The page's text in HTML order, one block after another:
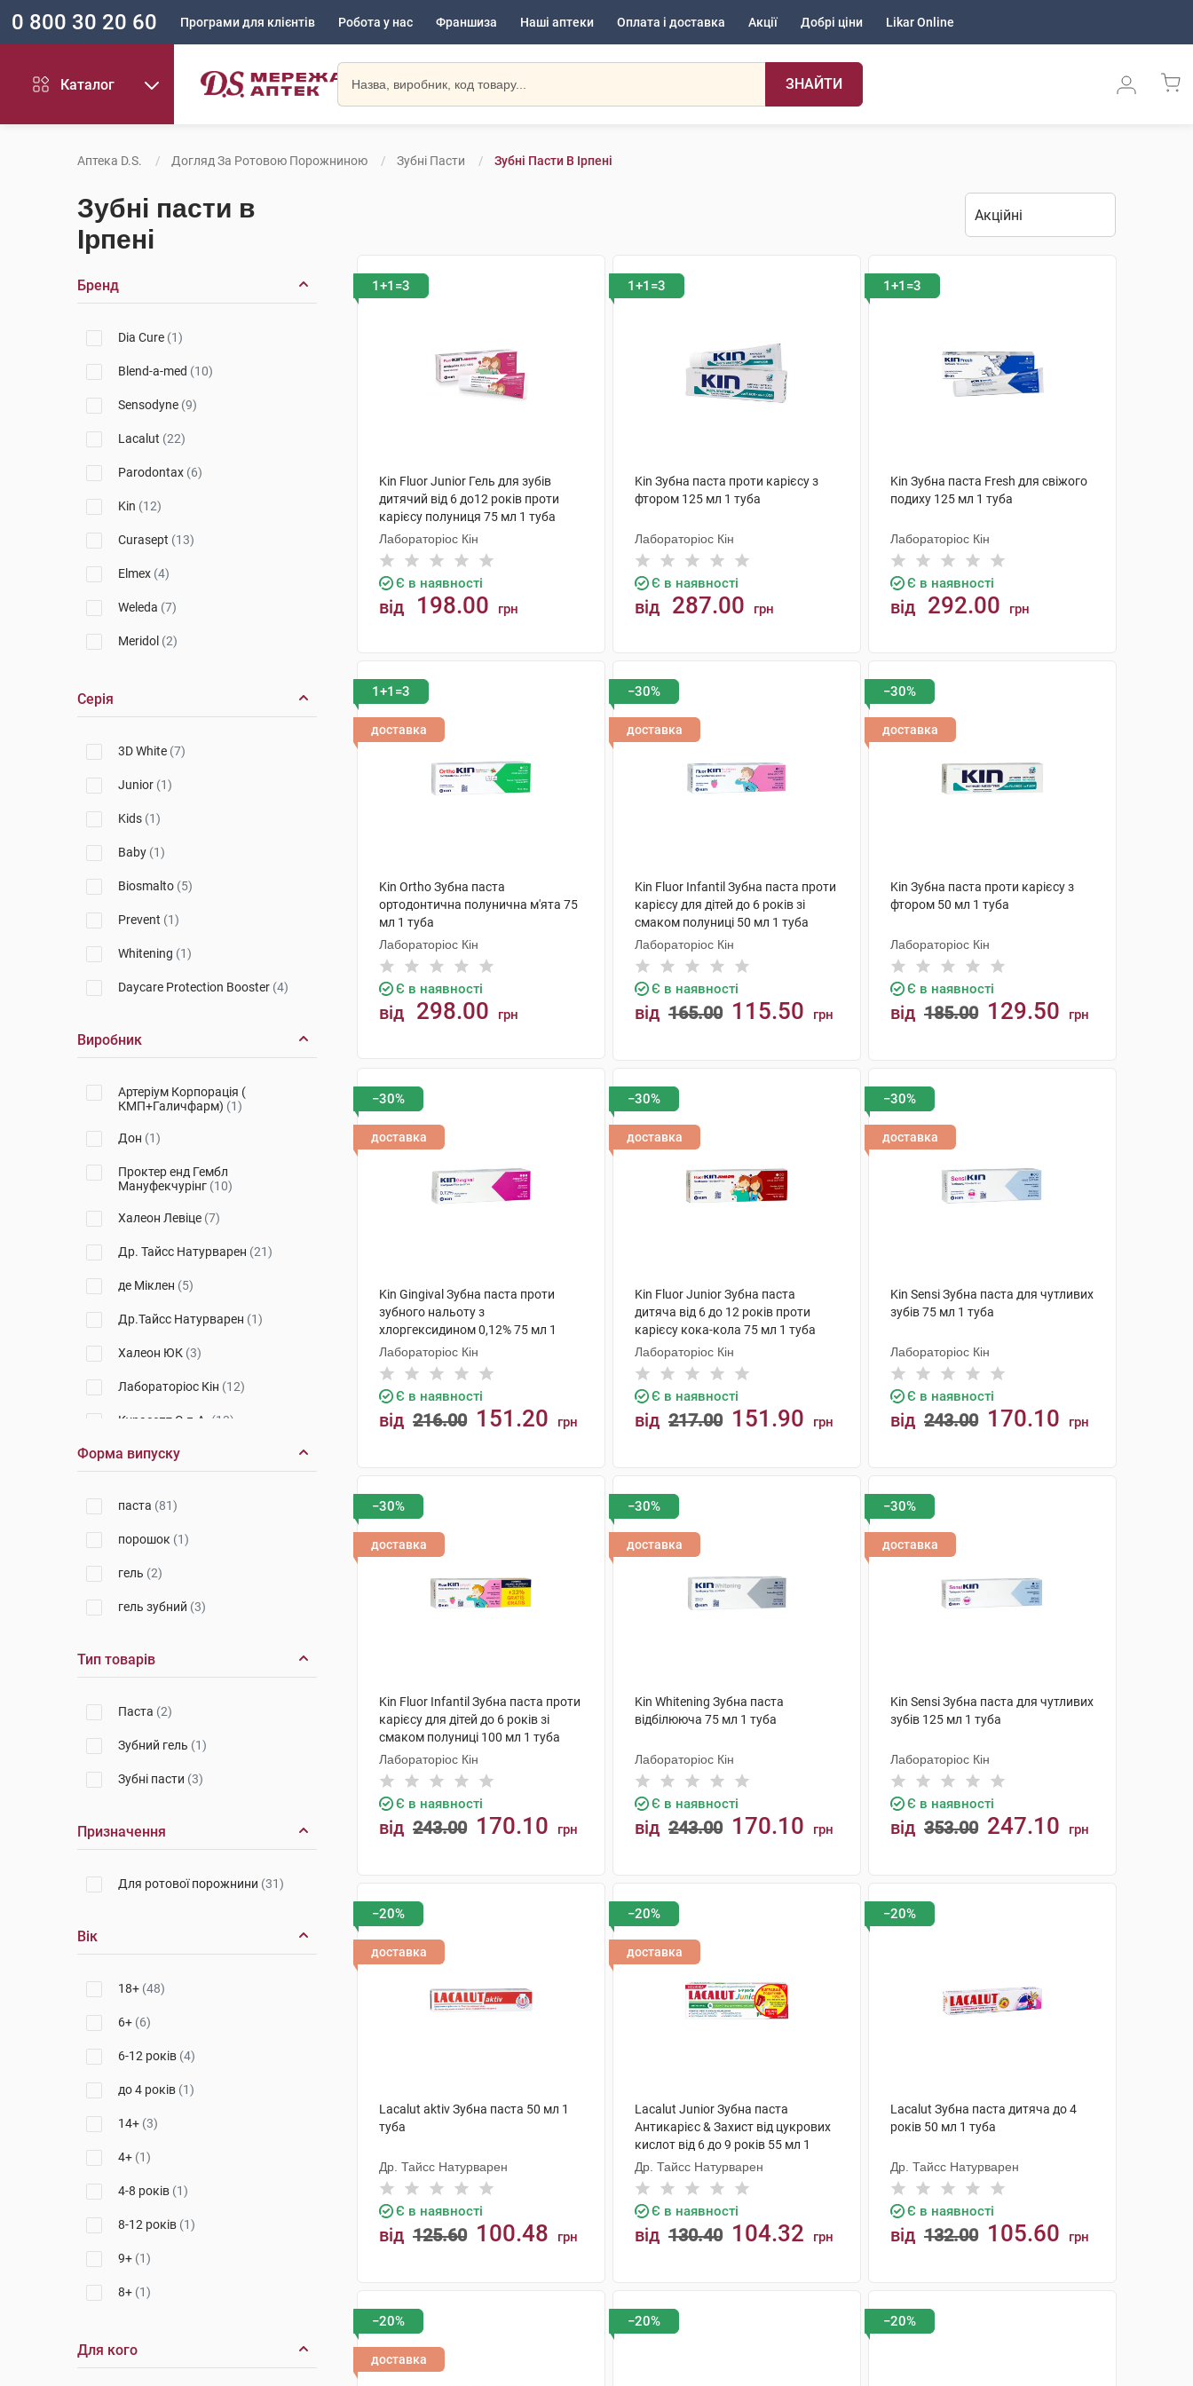
0 800 30 20 60 Програми для клієнтів Робота у нас Франшиза Наші аптеки Оплата і доставка Акції Добрі ціни Likar Online
Каталог ЗНАЙТИ
Аптека D.S. Догляд За Ротовою Порожниною Зубні Пасти Зубні Пасти В Ірпені
Зубні пасти в
Ірпені
Бренд
Dia Cure (1)
Blend-a-med (10)
Sensodyne (9)
Lacalut (22)
Parodontax (6)
Kin (12)
Curasept (13)
Elmex (4)
Weleda (7)
Meridol (2)
Серія
3D White (7)
Junior (1)
Kids (1)
Baby (1)
Biosmalto (5)
Prevent (1)
Whitening (1)
Daycare Protection Booster (4)
Виробник
Артеріум Корпорація (
КМП+Галичфарм) (1)
Дон (1)
Проктер енд Гембл
Мануфекчурінг (10)
Халеон Левіце (7)
Др. Тайсс Натурварен (21)
де Міклен (5)
Др.Тайсс Натурварен (1)
Халеон ЮК (3)
Лабораторіос Кін (12)
Курасепт С.п.А. (13)
GABA International AG
Мануфактурінг
Лабораторіо Бонтікуе
КНР (1)
Форма випуску
паста (81)
порошок (1)
гель (2)
гель зубний (3)
Тип товарів
Паста (2)
Зубний гель (1)
Зубні пасти (3)
Призначення
Для ротової порожнини (31)
Вік
18+ (48)
6+ (6)
6-12 років (4)
до 4 років (1)
14+ (3)
4+ (1)
4-8 років (1)
8-12 років (1)
9+ (1)
8+ (1)
з 6 місяців
Для кого
1+1=3
Kin Fluor Junior Гель для зубів
дитячий від 6 до12 років проти
карієсу полуниця 75 мл 1 туба
Лабораторіос Кін
Є в наявності
від 198.00 грн
1+1=3
Kin Зубна паста проти карієсу з
фтором 125 мл 1 туба
Лабораторіос Кін
Є в наявності
від 287.00 грн
1+1=3
Kin Зубна паста Fresh для свіжого
подиху 125 мл 1 туба
Лабораторіос Кін
Є в наявності
від 292.00 грн
1+1=3
доставка
Kin Ortho Зубна паста
ортодонтична полунична м'ята 75
мл 1 туба
Лабораторіос Кін
Є в наявності
від 298.00 грн
−30%
доставка
Kin Fluor Infantil Зубна паста проти
карієсу для дітей до 6 років зі
смаком полуниці 50 мл 1 туба
Лабораторіос Кін
Є в наявності
від 165.00 115.50 грн
−30%
доставка
Kin Зубна паста проти карієсу з
фтором 50 мл 1 туба
Лабораторіос Кін
Є в наявності
від 185.00 129.50 грн
−30%
доставка
Kin Gingival Зубна паста проти
зубного нальоту з
хлоргексидином 0,12% 75 мл 1
туба
Лабораторіос Кін
Є в наявності
від 216.00 151.20 грн
−30%
доставка
Kin Fluor Junior Зубна паста
дитяча від 6 до 12 років проти
карієсу кока-кола 75 мл 1 туба
Лабораторіос Кін
Є в наявності
від 217.00 151.90 грн
−30%
доставка
Kin Sensi Зубна паста для чутливих
зубів 75 мл 1 туба
Лабораторіос Кін
Є в наявності
від 243.00 170.10 грн
−30%
доставка
Kin Fluor Infantil Зубна паста проти
карієсу для дітей до 6 років зі
смаком полуниці 100 мл 1 туба
Лабораторіос Кін
Є в наявності
від 243.00 170.10 грн
−30%
доставка
Kin Whitening Зубна паста
відбілююча 75 мл 1 туба
Лабораторіос Кін
Є в наявності
від 243.00 170.10 грн
−30%
доставка
Kin Sensi Зубна паста для чутливих
зубів 125 мл 1 туба
Лабораторіос Кін
Є в наявності
від 353.00 247.10 грн
−20%
доставка
Lacalut aktiv Зубна паста 50 мл 1
туба
Др. Тайсс Натурварен
Є в наявності
від 125.60 100.48 грн
−20%
доставка
Lacalut Junior Зубна паста
Антикарієс & Захист від цукрових
кислот від 6 до 9 років 55 мл 1
туба
Др. Тайсс Натурварен
Є в наявності
від 130.40 104.32 грн
−20%
Lacalut Зубна паста дитяча до 4
років 50 мл 1 туба
Др. Тайсс Натурварен
Є в наявності
від 132.00 105.60 грн
−20%
доставка
−20% −20%